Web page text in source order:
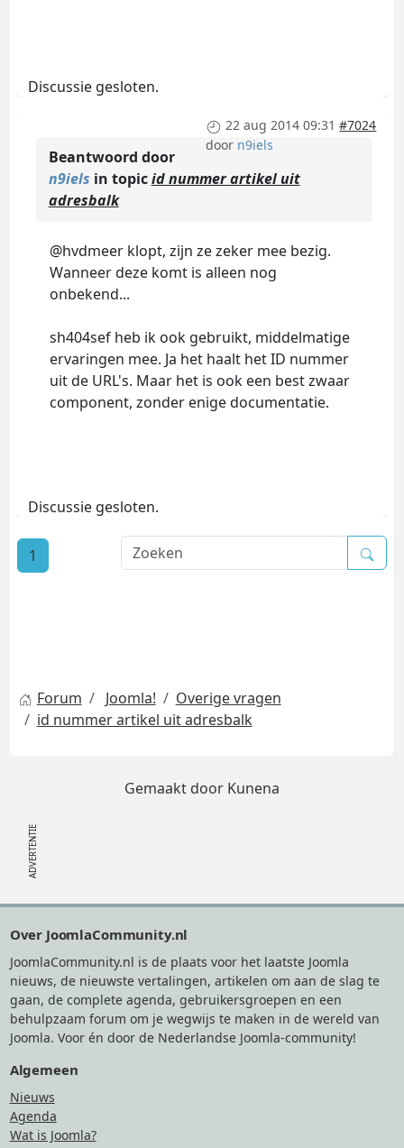
Discussie gesloten.
22 aug 2014 09:31 #7024
door n9iels
Beantwoord door
n9iels in topicid nummer artikel uit
adresbalk
@hvdmeer klopt, zijn ze zeker mee bezig.
Wanneer deze komt is alleen nog
onbekend...
sh404sef heb ik ook gebruikt, middelmatige
ervaringen mee. Ja het haalt het ID nummer
uit de URL's. Maar het is ook een best zwaar
component, zonder enige documentatie.
Discussie gesloten.
1
Forum Joomla!
Overige vragen
id nummer artikel uit adresbalk
Gemaakt door Kunena
Over JoomlaCommunity.nl
JoomlaCommunity.nl is de plaats voor het laatste Joomla
nieuws, de nieuwste vertalingen, artikelen om aan de slag te
gaan, de complete agenda, gebruikersgroepen en een
behulpzaam forum om je wegwijs te maken in de wereld van
Joomla. Voor én door de Nederlandse Joomla-community!
Algemeen
Nieuws
Agenda
Wat is Joomla?